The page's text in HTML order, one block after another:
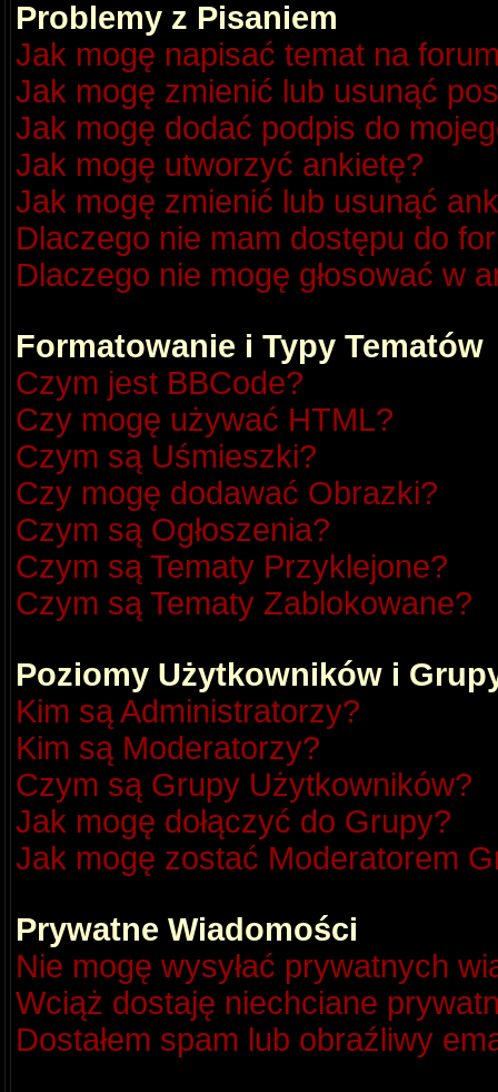
Problemy z Pisaniem
Jak mogę napisać temat na
Jak mogę zmienić lub usunąć
Jak mogę dodać podpis do
Jak mogę utworzyć ankietę?
Jak mogę zmienić lub usunąć
Dlaczego nie mam dostępu do
Dlaczego nie mogę głosować w
Formatowanie i Typy Tematów
Czym jest BBCode?
Czy mogę używać HTML?
Czym są Uśmieszki?
Czy mogę dodawać Obrazki?
Czym są Ogłoszenia?
Czym są Tematy Przyklejone?
Czym są Tematy Zablokowane?
Poziomy Użytkowników i
Kim są Administratorzy?
Kim są Moderatorzy?
Czym są Grupy Użytkowników?
Jak mogę dołączyć do Grupy?
Jak mogę zostać Moderatorem
Prywatne Wiadomości
Nie mogę wysyłać prywatnych
Wciąż dostaję niechciane
Dostałem spam lub obraźliwy